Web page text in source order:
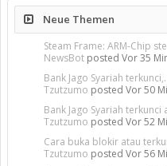
Neue Themen
Steam Frame: ARM-Chip
NewsBot posted Vor 35
Bank Jago Syariah
Tzutzumo posted Vor 50
Bank Jago Syariah terkunci
Tzutzumo posted Vor 52
Cara buka blokir atau
Tzutzumo posted Vor 56